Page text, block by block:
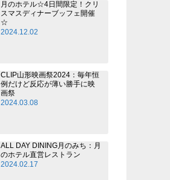
月のホテル☆4日間限定！クリ
スマスディナーブッフェ開催
☆
2024.12.02
CLIP山形映画祭2024：毎年恒
例だけど反応が薄い勝手に映
画祭
2024.03.08
ALL DAY DINING月のみち：月
のホテル直営レストラン
2024.02.17